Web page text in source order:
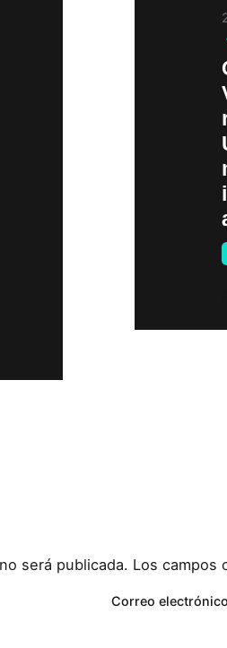
será publicada. Los campos
Correo electrónico